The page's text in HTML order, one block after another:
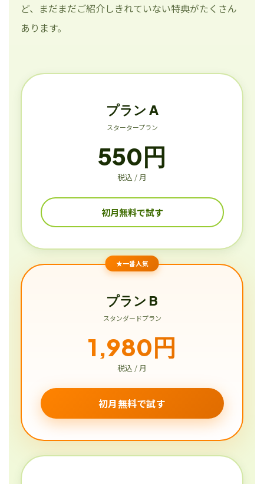
ど、まだまだご紹介しきれていない特典がたくさん
あります。
プラン A
スタータープラン
550円
税込 / 月
初月無料で試す
★一番人気
プラン B
スタンダードプラン
1,980円
税込 / 月
初月無料で試す